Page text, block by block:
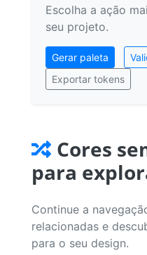
Escolha a ação
seu projeto.
Gerar paleta
Exportar tokens
Cores
para
Continue a
relacionadas e
para o seu design.